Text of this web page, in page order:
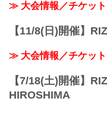
≫ 大会情報／チケット
【11/8(日)開催】
≫ 大会情報／チケット
【7/18(土)開催】
HIROSHIMA